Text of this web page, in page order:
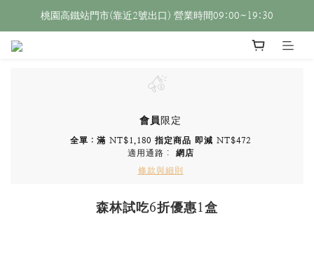
桃園高鐵站門市(靠近2號出口) 營業時間09:00~19:30
會員 限定
全單：滿 NT$1,180 指定商品 即減 NT$472
適用通路： 網店
條款與細則
森林試吃6折優惠1盒